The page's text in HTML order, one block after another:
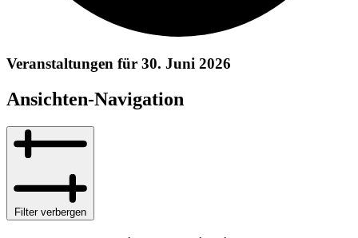
Veranstaltungen für 30. Juni 2026
Ansichten-Navigation
Filter verbergen